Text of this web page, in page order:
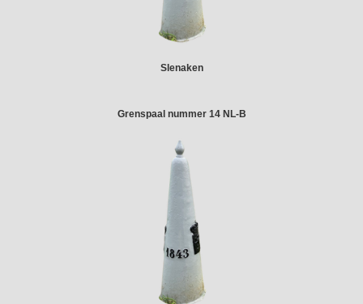
Slenaken
Grenspaal nummer 14 NL-B